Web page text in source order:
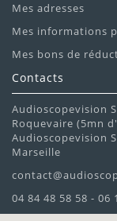
Mes adresses
Mes informations
Mes bons de
Contacts
Audioscopevision
Roquevaire (5mn
Audioscopevision
Marseille
04 84 48 58 58 - 06